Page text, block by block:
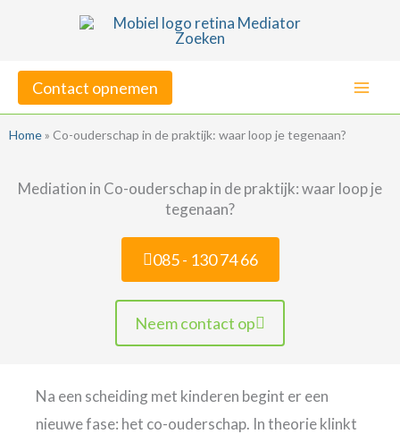
inhoudContact opnemen
Home » Co-ouderschap in de praktijk: waar loop je tegenaan?
Mediation in Co-ouderschap in de praktijk: waar loop je
tegenaan?
085 - 130 74 66
Neem contact op
Na een scheiding met kinderen begint er een
nieuwe fase: het co-ouderschap. In theorie klinkt